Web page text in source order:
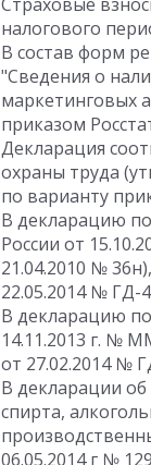
налогового
В состав форм
"Сведения о
маркетинговых
приказом
Декларация
охраны труда
по варианту
В декларацию
России от
21.04.2010 №
22.05.2014 № ГД-
В декларацию
14.11.2013 г. №
от 27.02.2014 №
В декларации
спирта,
06.05.2014 г №